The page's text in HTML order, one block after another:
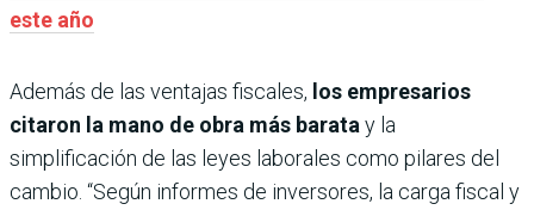
este año
Además de las ventajas fiscales, los empresarios
citaron la mano de obra más barata y la
simplificación de las leyes laborales como pilares del
cambio. “Según informes de inversores, la carga fiscal y